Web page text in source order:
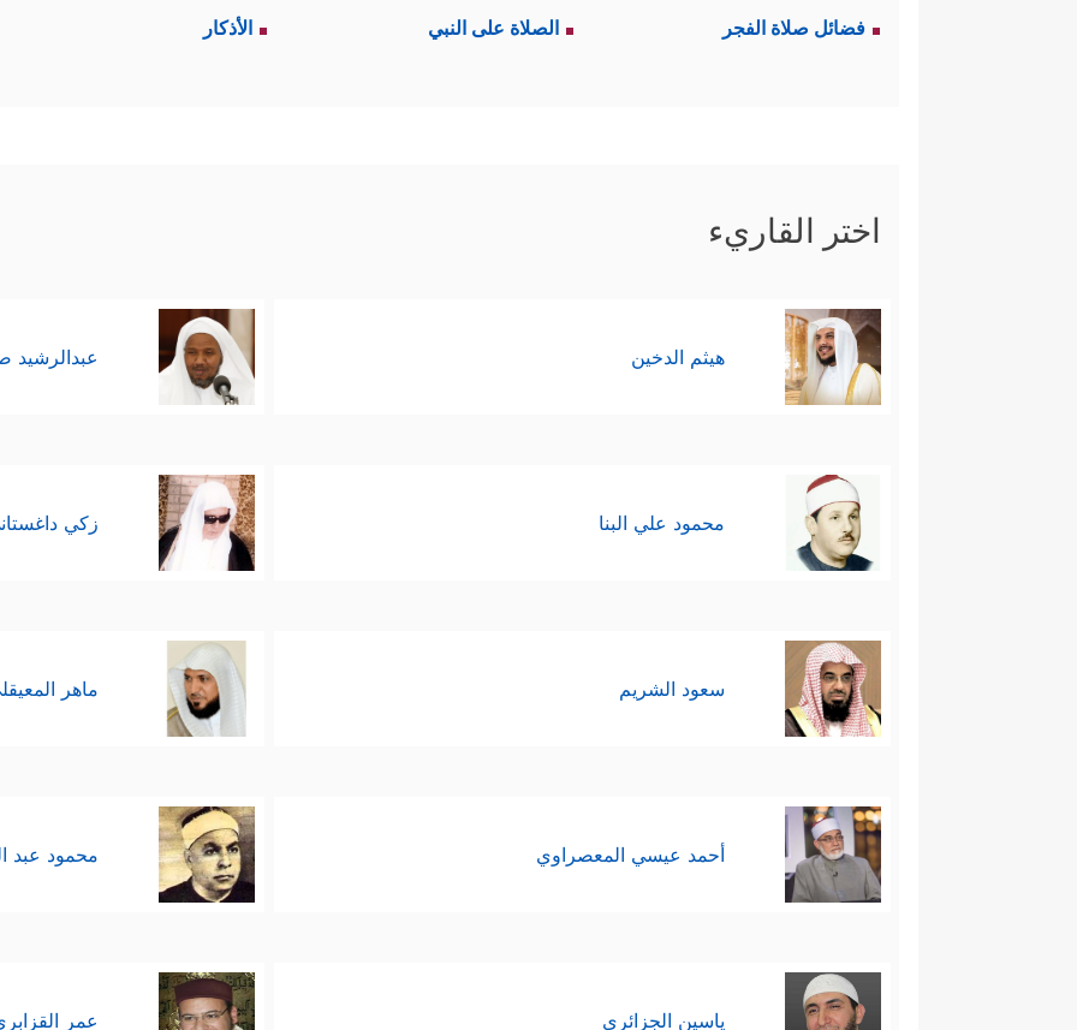
فضائل صلاة الفجر الصلاة على النبي الأذكار
اختر القاريء
هيثم الدخين عبدالرشيد
محمود علي البنا زكي
سعود الشريم ماهر
أحمد عيسي المعصراوي محمود عبد
ياسين الجزائري عمر